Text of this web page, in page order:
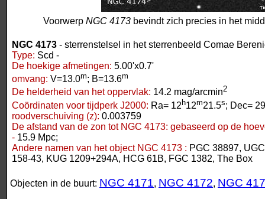
Voorwerp NGC 4173 bevindt zich precies in het
NGC 4173 - sterrenstelsel in het sterrenbeeld Comae
Type: Scd -
De hoekige afmetingen: 5.00'x0.7'
omvang: V=13.0m; B=13.6m
De helderheid van het oppervlak: 14.2 mag/arcmin2
Coördinaten voor tijdperk J2000: Ra= 12 h12m21.5s; Dec=
roodverschuiving (z): 0.003759
De afstand van de zon tot NGC 4173: gebaseerd op de
- 15.9 Mpc;
Andere namen van het object NGC 4173 : PGC 38897,
158-43, KUG 1209+294A, HCG 61B, FGC 1382, The Box
Objecten in de buurt: NGC 4171, NGC 4172, NGC